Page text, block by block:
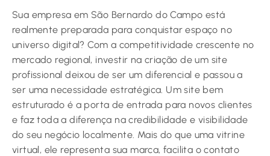
Sua empresa em São Bernardo do Campo está
realmente preparada para conquistar espaço no
universo digital? Com a competitividade crescente no
mercado regional, investir na criação de um site
profissional deixou de ser um diferencial e passou a
ser uma necessidade estratégica. Um site bem
estruturado é a porta de entrada para novos clientes
e faz toda a diferença na credibilidade e visibilidade
do seu negócio localmente. Mais do que uma vitrine
virtual, ele representa sua marca, facilita o contato